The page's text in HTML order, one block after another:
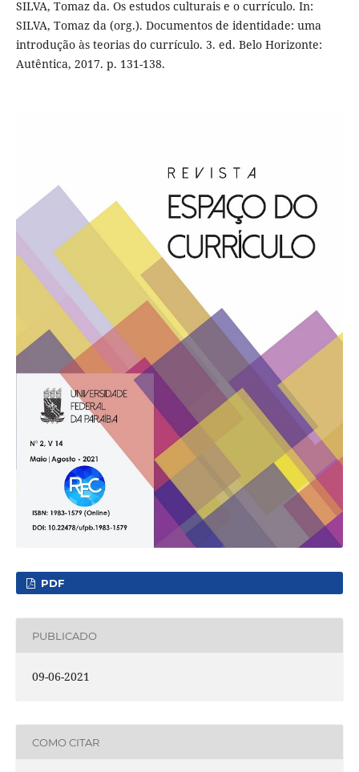
SILVA, Tomaz da. Os estudos culturais e o currículo. In:
SILVA, Tomaz da (org.). Documentos de identidade: uma
introdução às teorias do currículo. 3. ed. Belo Horizonte:
Autêntica, 2017. p. 131-138.
PDF
PUBLICADO
09-06-2021
COMO CITAR